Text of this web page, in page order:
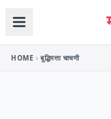
Skip to content
HOME बुद्धिमत्ता चाचणी